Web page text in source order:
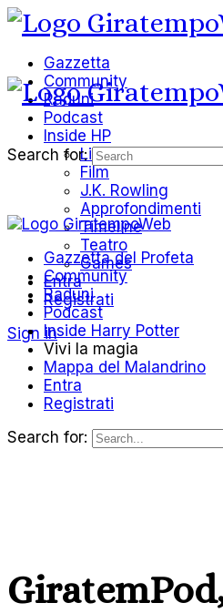
Gazzetta
Community
Raduni
Podcast
Inside HP
Libri
Film
J.K. Rowling
Approfondimenti
Timeline
Teatro
Games
Entra
Registrati
Sign in
Search for:
Gazzetta del Profeta
Community
Raduni
Podcast
Inside Harry Potter
Vivi la magia
Mappa del Malandrino
Entra
Registrati
Search for: